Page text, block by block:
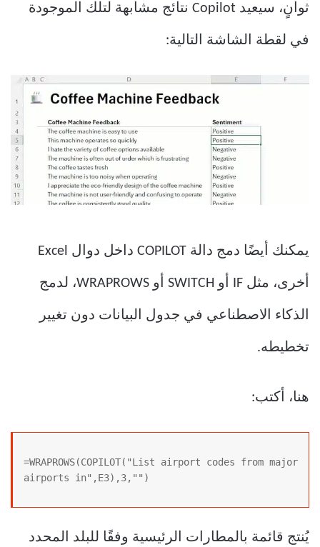
ثوانٍ، سيعيد Copilot نتائج مشابهة لتلك الموجودة
في لقطة الشاشة التالية:
يمكنك أيضًا دمج دالة COPILOT داخل دوال Excel
أخرى، مثل IF أو SWITCH أو WRAPROWS، لدمج
الذكاء الاصطناعي في جدول البيانات دون تغيير
تخطيطه.
هنا، أكتب:
=WRAPROWS(COPILOT("List airport codes from major
airports in",E3),3,"")
يُنتج قائمة بالمطارات الرئيسية وفقًا للبلد المحدد